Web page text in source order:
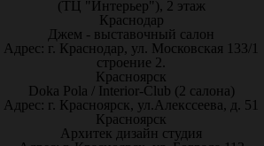
(ТЦ "Интерьер"), 2 этаж
Краснодар
Джем - выставочный салон
Адрес: г. Краснодар, ул. Московская 133/1
строение 2.
Красноярск
Doka Pola / Interior-Club (2 салона)
Адрес: г. Красноярск, ул.Алекссеева, д. 51
Красноярск
Архитек дизайн студия